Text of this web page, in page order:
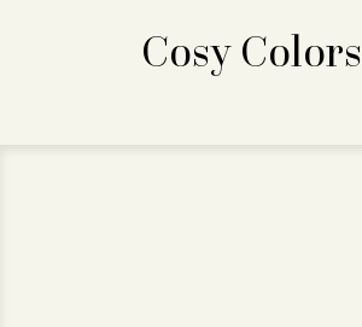
Cosy Colors